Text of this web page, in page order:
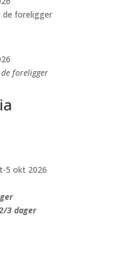
de foreligger
foreligger
5 okt 2026
3 dager